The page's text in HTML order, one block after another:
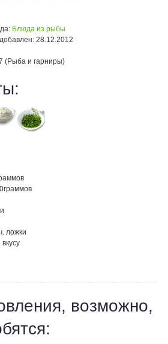
Блюда из рыбы
28.12.2012
(Рыба и гарниры)
граммов
ложки
вкусу
возможно,